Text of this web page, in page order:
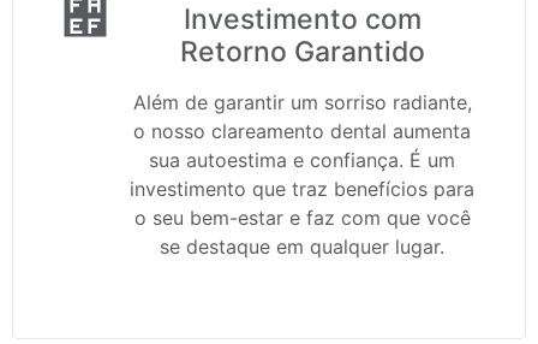
Investimento com
Retorno Garantido
Além de garantir um sorriso radiante,
o nosso clareamento dental aumenta
sua autoestima e confiança. É um
investimento que traz benefícios para
o seu bem-estar e faz com que você
se destaque em qualquer lugar.